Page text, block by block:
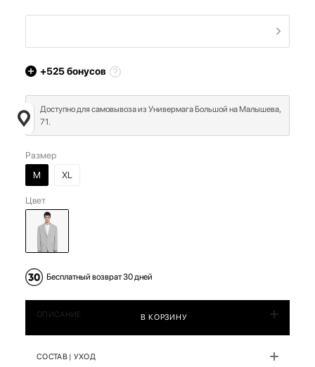
+525бонусов
Доступно для самовывоза из Универмага Большой на Малышева,
71.
Размер
M
XL
Цвет
Бесплатный возврат 30 дней
В КОРЗИНУ
ОПИСАНИЕ
СОСТАВ | УХОД